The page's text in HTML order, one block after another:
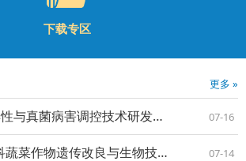
下载专区
更多 »
植保学院真菌多样性与真菌病害调控技术研发团队在钾营养调控植物免疫方面取得新进展 07-16
园艺学院“十字花科蔬菜作物遗传改良与生物技术创新团队”许忠民研究员课题组揭示E3泛素连接酶介导的MYB转录因子调控结球甘蓝抗旱性的分子机制 07-14